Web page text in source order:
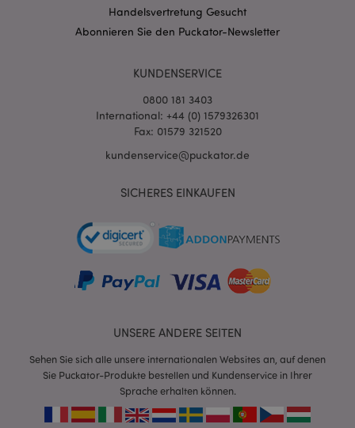
Handelsvertretung Gesucht
Abonnieren Sie den Puckator-Newsletter
KUNDENSERVICE
0800 181 3403
International: +44 (0) 1579326301
Fax: 01579 321520
kundenservice@puckator.de
SICHERES EINKAUFEN
UNSERE ANDERE SEITEN
Sehen Sie sich alle unsere internationalen Websites an, auf denen
Sie Puckator-Produkte bestellen und Kundenservice in Ihrer
Sprache erhalten können.
mage-messages
www.puckator.de
mage-cache-sessid
Adobe Inc.